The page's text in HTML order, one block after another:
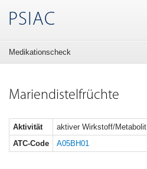
PSIAC
Medikationscheck
Mariendistelfrüchte
Aktivität
aktiver Wirkstoff/Metabolit
ATC-Code
A05BH01